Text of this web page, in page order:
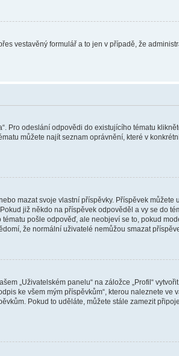
vestavěný formulář a to jen v případě, že
Pro odeslání odpovědi do existujícího tématu
můžete najít seznam oprávnění, které v
mazat svoje vlastní příspěvky. Příspěvek
již někdo na příspěvek odpověděl a vy se do
pošle odpověď, ale neobjeví se to, pokud
že normální uživatelé nemůžou smazat
„Uživatelském panelu“ na záložce „Profil“
ke všem mým příspěvkům“, kterou naleznete ve
Pokud to uděláte, můžete stále zamezit